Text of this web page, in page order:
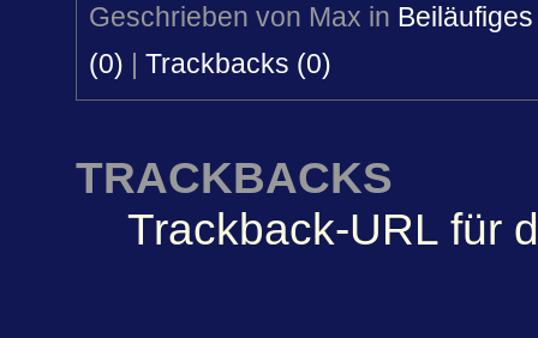
Geschrieben von Max in Beiläufiges
(0)
Trackbacks (0)
TRACKBACKS
Trackback-URL für